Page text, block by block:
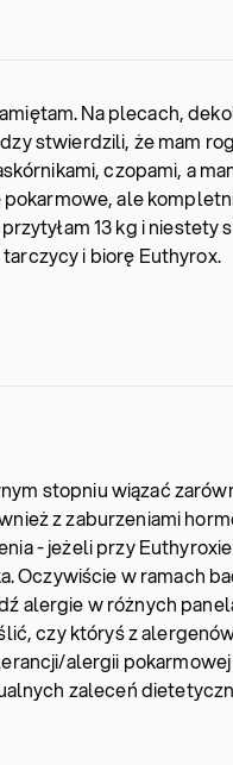
Na plecach,
stwierdzili, że mam
czopami, a
ale
13 kg i niestety
i biorę Euthyrox.
stopniu wiązać
z zaburzeniami
- jeżeli przy
Oczywiście w ramach
alergie w różnych
czy któryś z
alergii
zaleceń